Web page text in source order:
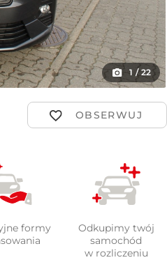
1 / 22
formy
Odkupimy twój
samochód
w rozliczeniu